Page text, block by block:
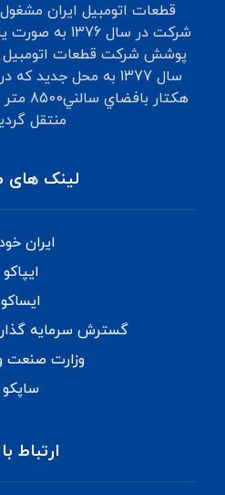
قطعات‌ اتومبيل‌ ايران‌
شركت‌ در سال‌
‌پوشش‌ شركت‌ قطعات‌ اتومبيل‌
هكتار
منتقل‌
لینک های
ایران
ایپاکو
ایساکو
گسترش سرمایه
وزارت صنعت
ساپکو
ارتباط